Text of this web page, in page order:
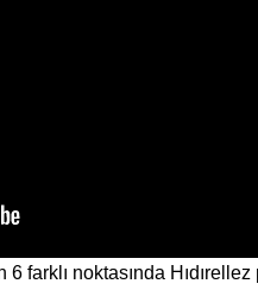
farklı noktasında